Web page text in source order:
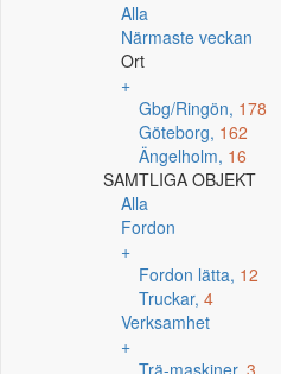
Alla
Närmaste veckan
Ort
+
Gbg/Ringön, 178
Göteborg, 162
Ängelholm, 16
SAMTLIGA OBJEKT
Alla
Fordon
+
Fordon lätta, 12
Truckar, 4
Verksamhet
+
Trä-maskiner, 3